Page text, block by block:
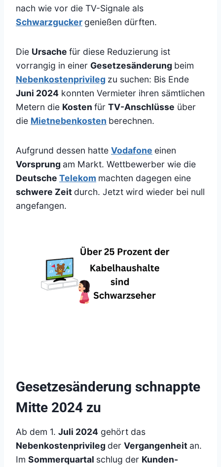
nach wie vor die TV-Signale als
Schwarzgucker genießen dürften.
Die Ursache für diese Reduzierung ist
vorrangig in einer Gesetzesänderung beim
Nebenkostenprivileg zu suchen: Bis Ende
Juni 2024 konnten Vermieter ihren sämtlichen
Metern die Kosten für TV-Anschlüsse über
die Mietnebenkosten berechnen.
Aufgrund dessen hatte Vodafone einen
Vorsprung am Markt. Wettbewerber wie die
Deutsche Telekom machten dagegen eine
schwere Zeit durch. Jetzt wird wieder bei null
angefangen.
Gesetzesänderung schnappte
Mitte 2024 zu
Ab dem 1. Juli 2024 gehört das
Nebenkostenprivileg der Vergangenheit an.
Im Sommerquartal schlug der Kunden-